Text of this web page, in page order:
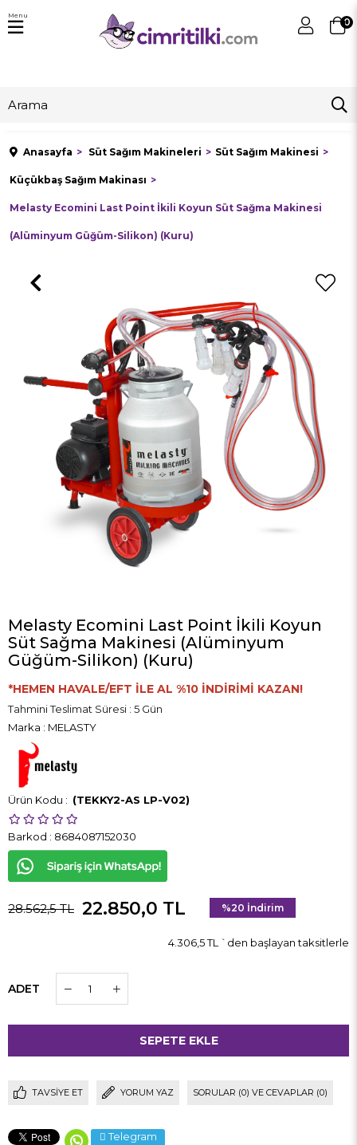
0
Menu
Anasayfa Süt Sağım Makineleri Süt Sağım Makinesi
Küçükbaş Sağım Makinası
Melasty Ecomini Last Point İkili Koyun Süt Sağma Makinesi
(Alüminyum Güğüm-Silikon) (Kuru)
Melasty Ecomini Last Point İkili Koyun
Süt Sağma Makinesi (Alüminyum
Güğüm-Silikon) (Kuru)
*HEMEN HAVALE/EFT İLE AL %10 İNDİRİMİ KAZAN!
Tahmini Teslimat Süresi : 5 Gün
Marka : MELASTY
(TEKKY2-AS LP-V02)
Barkod : 8684087152030
28.562,5 TL 22.850,0 TL %20 İndirim
4.306,5 TL `den başlayan taksitlerle
ADET
TAVSIYE ET YORUM YAZ SORULAR (0) VE CEVAPLAR (0)
Telegram